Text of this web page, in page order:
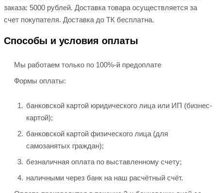
заказа: 5000 рублей. Доставка товара осуществляется за
счет покупателя. Доставка до ТК бесплатна.
Способы и условия оплаты
Мы работаем только по 100%-й предоплате
Формы оплаты:
банковской картой юридического лица или ИП (бизнес-
картой);
банковской картой физического лица (для
самозанятых граждан);
безналичная оплата по выставленному счету;
наличными через банк на наш расчётный счёт.